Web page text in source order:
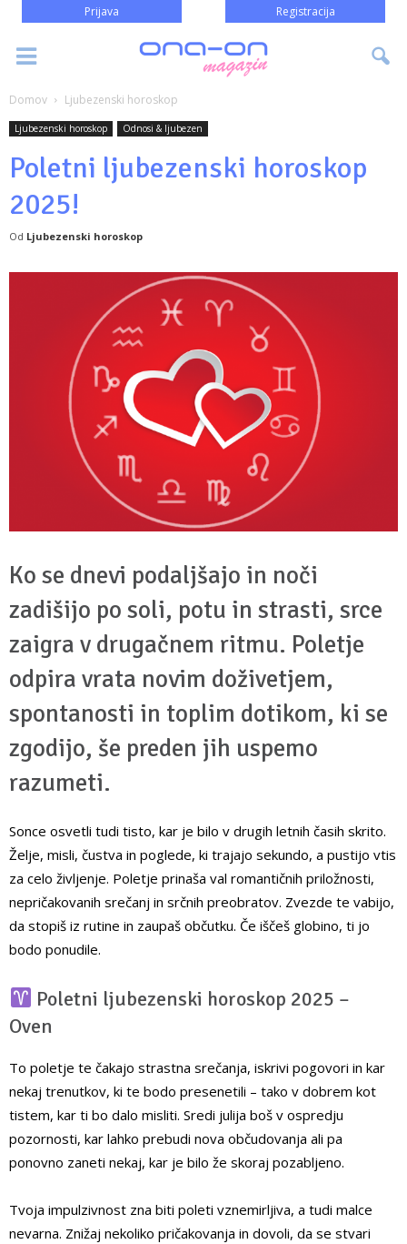
Prijava Registracija
Domov Ljubezenski horoskop
Ljubezenski horoskop Odnosi & ljubezen
Poletni ljubezenski horoskop
2025!
Od Ljubezenski horoskop
Ko se dnevi podaljšajo in noči
zadišijo po soli, potu in strasti, srce
zaigra v drugačnem ritmu. Poletje
odpira vrata novim doživetjem,
spontanosti in toplim dotikom, ki se
zgodijo, še preden jih uspemo
razumeti.
Sonce osvetli tudi tisto, kar je bilo v drugih letnih časih skrito.
Želje, misli, čustva in poglede, ki trajajo sekundo, a pustijo vtis
za celo življenje. Poletje prinaša val romantičnih priložnosti,
nepričakovanih srečanj in srčnih preobratov. Zvezde te vabijo,
da stopiš iz rutine in zaupaš občutku. Če iščeš globino, ti jo
bodo ponudile.
Poletni ljubezenski horoskop 2025 –
Oven
To poletje te čakajo strastna srečanja, iskrivi pogovori in kar
nekaj trenutkov, ki te bodo presenetili – tako v dobrem kot
tistem, kar ti bo dalo misliti. Sredi julija boš v ospredju
pozornosti, kar lahko prebudi nova občudovanja ali pa
ponovno zaneti nekaj, kar je bilo že skoraj pozabljeno.
Tvoja impulzivnost zna biti poleti vznemirljiva, a tudi malce
nevarna. Znižaj nekoliko pričakovanja in dovoli, da se stvari